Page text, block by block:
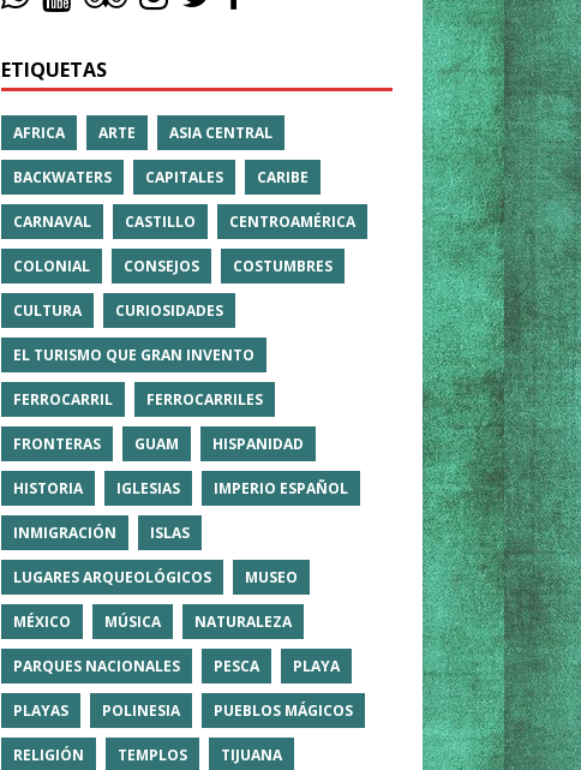
ETIQUETAS
AFRICA ARTE ASIA CENTRAL
BACKWATERS CAPITALES CARIBE
CARNAVAL CASTILLO CENTROAMÉRICA
COLONIAL CONSEJOS COSTUMBRES
CULTURA CURIOSIDADES
EL TURISMO QUE GRAN INVENTO
FERROCARRIL FERROCARRILES
FRONTERAS GUAM HISPANIDAD
HISTORIA IGLESIAS IMPERIO ESPAÑOL
INMIGRACIÓN ISLAS
LUGARES ARQUEOLÓGICOS MUSEO
MÉXICO MÚSICA NATURALEZA
PARQUES NACIONALES PESCA PLAYA
PLAYAS POLINESIA PUEBLOS MÁGICOS
RELIGIÓN TEMPLOS TIJUANA